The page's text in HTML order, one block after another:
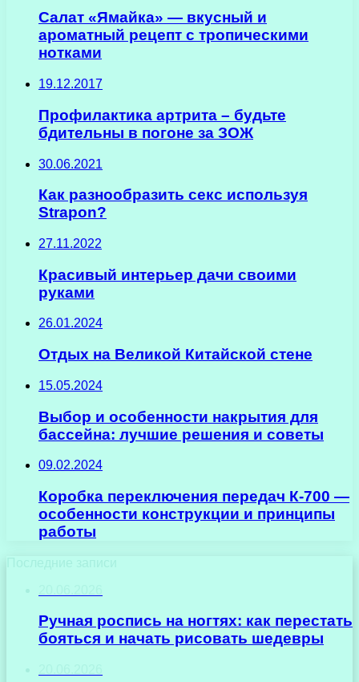
Салат «Ямайка» — вкусный и
ароматный рецепт с тропическими
нотками
19.12.2017
Профилактика артрита – будьте
бдительны в погоне за ЗОЖ
30.06.2021
Как разнообразить секс используя
Strapon?
27.11.2022
Красивый интерьер дачи своими
руками
26.01.2024
Отдых на Великой Китайской стене
15.05.2024
Выбор и особенности накрытия для
бассейна: лучшие решения и советы
09.02.2024
Коробка переключения передач К-700 —
особенности конструкции и принципы
работы
Последние записи
Ручная роспись на ногтях: как перестать
бояться и начать рисовать шедевры